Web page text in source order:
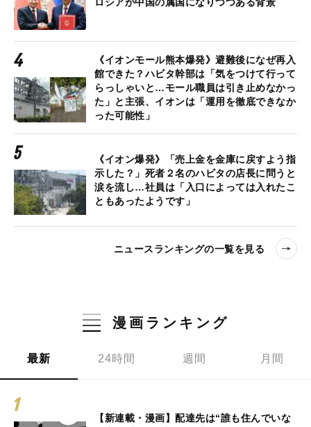
《イオンモール熊本爆発》避難後になぜ再入
館できた？ハビタ幹部は「気をつけて行って
らっしゃいと…モール職員は引き止めなかっ
た」と主張、イオンは「運用を徹底できなか
った可能性」
《イオン爆発》「売上金を金庫に戻すよう指
示した？」死者２名のハビタの店長に問うと
涙を流し…社員は「入口によっては入れたこ
ともあったようです」
ニュースランキングの一覧を見る
漫画ランキング
最新 24時間 週間 月間
【新連載・漫画】配達先は“誰も住んでいな